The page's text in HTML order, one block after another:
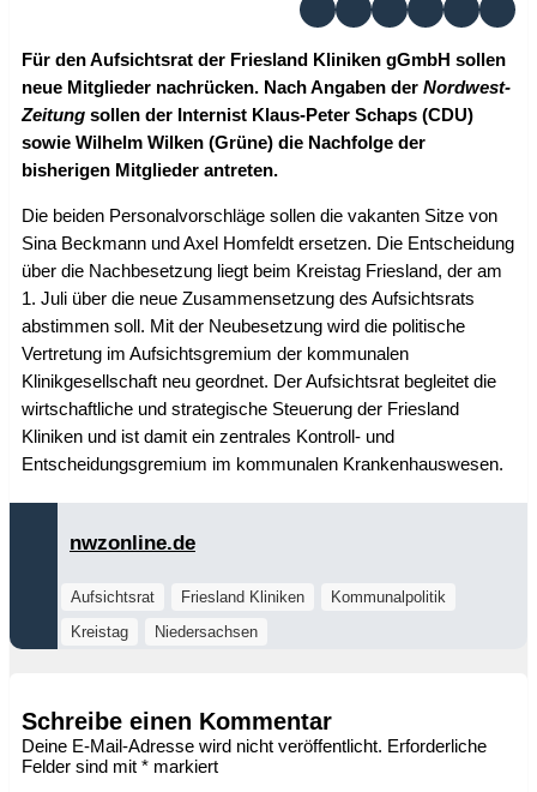
Für den Aufsichtsrat der Friesland Kliniken gGmbH sollen
neue Mitglieder nachrücken. Nach Angaben der Nordwest-
Zeitung sollen der Internist Klaus-Peter Schaps (CDU)
sowie Wilhelm Wilken (Grüne) die Nachfolge der
bisherigen Mitglieder antreten.
Die beiden Personalvorschläge sollen die vakanten Sitze von
Sina Beckmann und Axel Homfeldt ersetzen. Die Entscheidung
über die Nachbesetzung liegt beim Kreistag Friesland, der am
1. Juli über die neue Zusammensetzung des Aufsichtsrats
abstimmen soll. Mit der Neubesetzung wird die politische
Vertretung im Aufsichtsgremium der kommunalen
Klinikgesellschaft neu geordnet. Der Aufsichtsrat begleitet die
wirtschaftliche und strategische Steuerung der Friesland
Kliniken und ist damit ein zentrales Kontroll- und
Entscheidungsgremium im kommunalen Krankenhauswesen.
nwzonline.de
Aufsichtsrat Friesland Kliniken
Kommunalpolitik
Kreistag
Niedersachsen
Schreibe einen Kommentar
Deine E-Mail-Adresse wird nicht veröffentlicht. Erforderliche
Felder sind mit * markiert